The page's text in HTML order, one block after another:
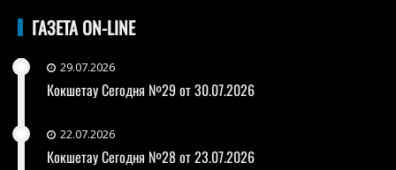
ГАЗЕТА ON-LINE
29.07.2026
Кокшетау Сегодня №29 от 30.07.2026
22.07.2026
Кокшетау Сегодня №28 от 23.07.2026